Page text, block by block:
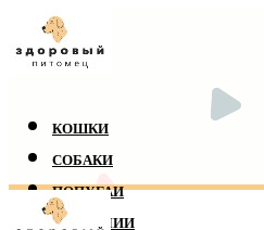
КОШКИ
СОБАКИ
ПОПУГАИ
РЕПТИЛИИ